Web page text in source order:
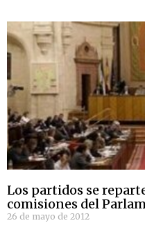
Los partidos se
comisiones del
26 de mayo de 2012